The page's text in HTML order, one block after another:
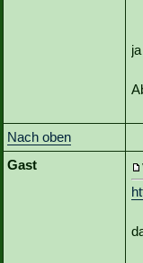
Nach oben
Gast